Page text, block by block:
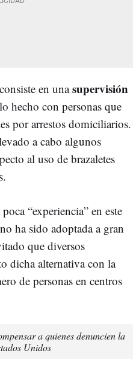
en unasupervisión
hecho con personas que
por arrestos domiciliarios.
a cabo algunos
al uso de brazaletes
“experiencia” en este
ha sido adoptada a gran
que diversos
dicha alternativa con la
de personas en centros
a quienes denuncien la
Unidos